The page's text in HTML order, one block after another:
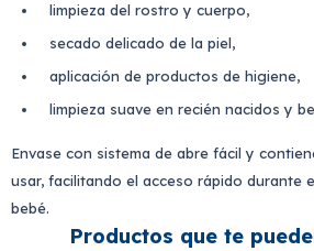
limpieza del rostro y cuerpo,
secado delicado de la piel,
aplicación de productos de higiene,
limpieza suave en recién nacidos y
Envase con sistema de abre fácil y
usar, facilitando el acceso rápido durante
bebé.
Productos que te